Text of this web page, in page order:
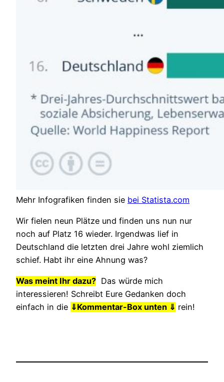
Mehr Infografiken finden sie bei Statista.com
Wir fielen neun Plätze und finden uns nun nur
noch auf Platz 16 wieder. Irgendwas lief in
Deutschland die letzten drei Jahre wohl ziemlich
schief. Habt ihr eine Ahnung was?
Was meint Ihr dazu? Das würde mich
interessieren! Schreibt Eure Gedanken doch
einfach in die ⇓Kommentar-Box unten ⇓ rein!